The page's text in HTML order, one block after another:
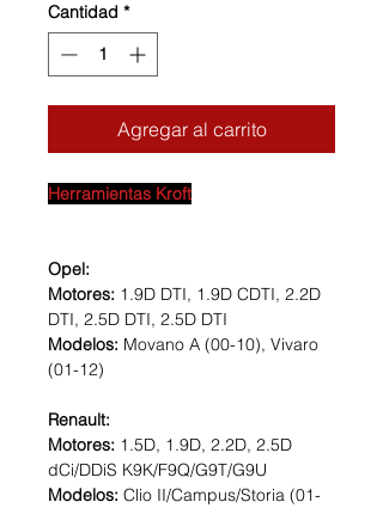
Cantidad *
Agregar al carrito
Herramientas Kroft
Opel:
Motores: 1.9D DTI, 1.9D CDTI, 2.2D
DTI, 2.5D DTI, 2.5D DTI
Modelos: Movano A (00-10), Vivaro
(01-12)
Renault:
Motores: 1.5D, 1.9D, 2.2D, 2.5D
dCi/DDiS K9K/F9Q/G9T/G9U
Modelos: Clio II/Campus/Storia (01-